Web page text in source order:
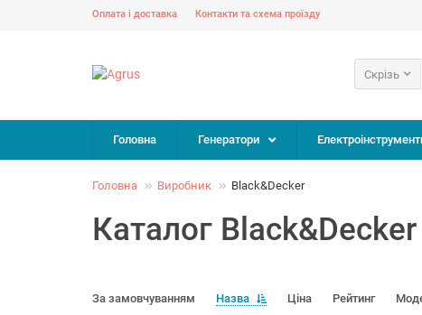
Оплата і доставка Контакти та схема проїзду
Скрізь
Головна Генератори
Головна Виробник Black&Decker
Каталог Black&Decker
За замовчуванням Назва Ціна Рейтинг